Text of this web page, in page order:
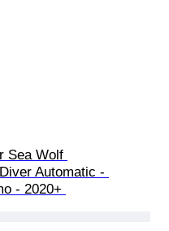
Sea Wolf
Automatic -
- 2020+